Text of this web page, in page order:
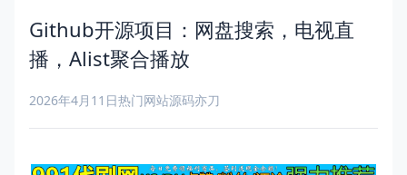
Github开源项目：网盘搜索，电视直
播，Alist聚合播放
2026年4月11日热门网站源码亦刀